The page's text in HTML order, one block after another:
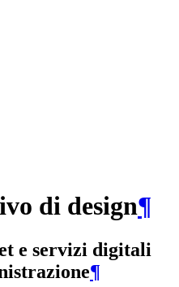
di design¶
e servizi digitali
¶